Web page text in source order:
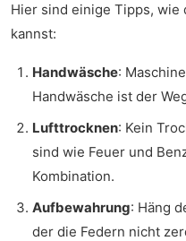
Hier sind einige Tipps, wie
kannst:
Handwäsche:
Handwäsche ist der
Lufttrocknen: Kein
sind wie Feuer und
Kombination.
Aufbewahrung: Häng
der die Federn nicht